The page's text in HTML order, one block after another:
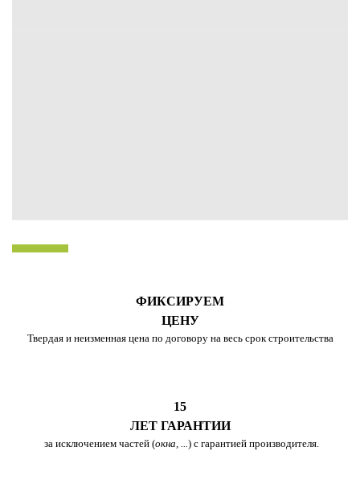
ФИКСИРУЕМ
ЦЕНУ
Твердая и неизменная цена по договору на весь срок строительства
15
ЛЕТ ГАРАНТИИ
за исключением частей (окна, ...) с гарантией производителя.